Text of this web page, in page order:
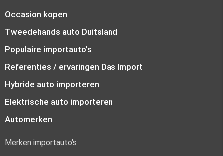
Occasion kopen
Tweedehands auto Duitsland
Populaire importauto's
Referenties / ervaringen Das Import
Hybride auto importeren
Elektrische auto importeren
Automerken
Merken importauto's